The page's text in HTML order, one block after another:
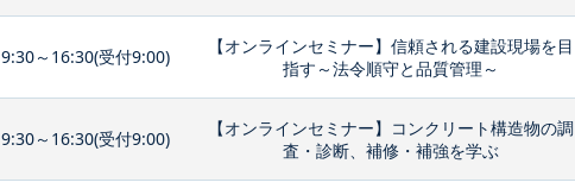
9:30～16:30(受付9:00)
【オンラインセミナー】信頼される建設現場を目
指す～法令順守と品質管理～
9:30～16:30(受付9:00)
【オンラインセミナー】コンクリート構造物の調
査・診断、補修・補強を学ぶ